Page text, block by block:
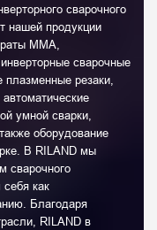
сварочного
нашей продукции
MMA,
сварочные
резаки,
умной сварки,
оборудование
В RILAND мы
сварочного
как
Благодаря
RILAND в